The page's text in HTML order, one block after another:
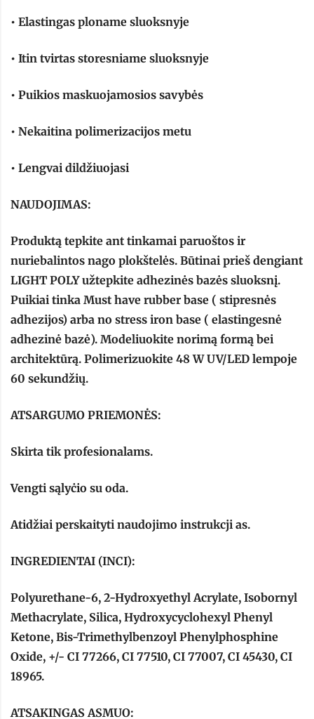
• Elastingas ploname sluoksnyje
• Itin tvirtas storesniame sluoksnyje
• Puikios maskuojamosios savybės
• Nekaitina polimerizacijos metu
• Lengvai dildžiuojasi
NAUDOJIMAS:
Produktą tepkite ant tinkamai paruoštos ir
nuriebalintos nago plokštelės. Būtinai prieš dengiant
LIGHT POLY užtepkite adhezinės bazės sluoksnį.
Puikiai tinka Must have rubber base ( stipresnės
adhezijos) arba no stress iron base ( elastingesnė
adhezinė bazė). Modeliuokite norimą formą bei
architektūrą. Polimerizuokite 48 W UV/LED lempoje
60 sekundžių.
ATSARGUMO PRIEMONĖS:
Skirta tik profesionalams.
Vengti sąlyċio su oda.
Atidžiai perskaityti naudojimo instrukcji as.
INGREDIENTAI (INCI):
Polyurethane-6, 2-Hydroxyethyl Acrylate, Isobornyl
Methacrylate, Silica, Hydroxycyclohexyl Phenyl
Ketone, Bis-Trimethylbenzoyl Phenylphosphine
Oxide, +/- CI 77266, CI 77510, CI 77007, CI 45430, CI
18965.
ATSAKINGAS ASMUO: